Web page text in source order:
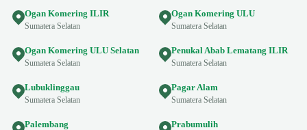
Ogan Komering ILIR
Sumatera Selatan
Ogan Komering ULU
Sumatera Selatan
Ogan Komering ULU Selatan
Sumatera Selatan
Penukal Abab Lematang ILIR
Sumatera Selatan
Lubuklinggau
Sumatera Selatan
Pagar Alam
Sumatera Selatan
Palembang Prabumulih